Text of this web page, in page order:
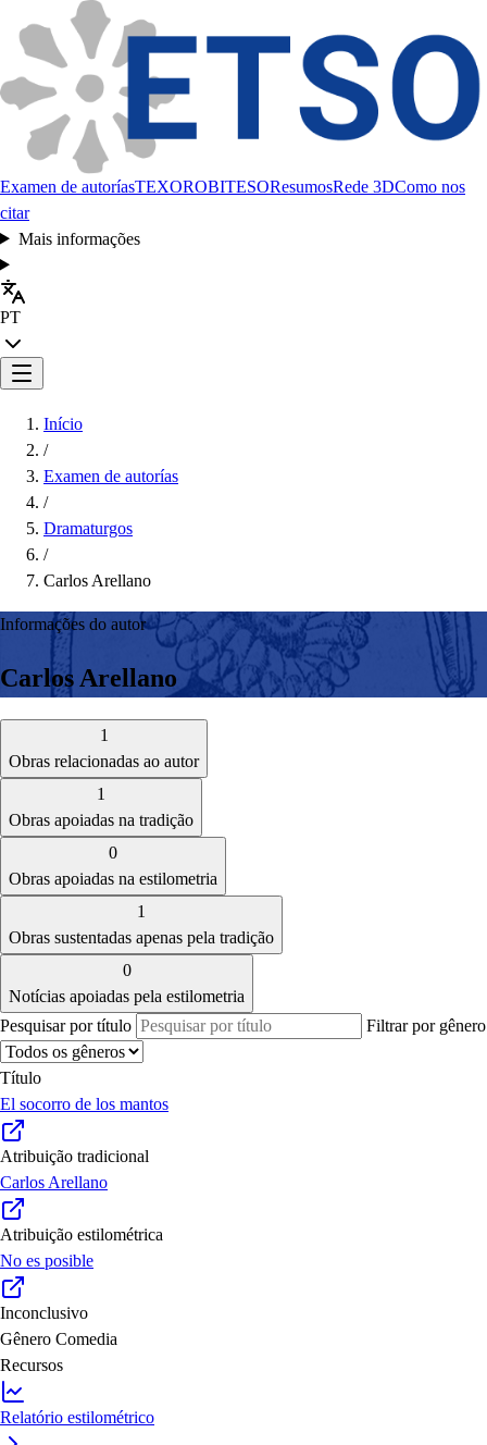
Examen de autoríasTEXOROBITESOResumosRede 3DComo nos
citar
Mais informações
PT
Início
/
Examen de autorías
/
Dramaturgos
/
Carlos Arellano
Informações do autor
Carlos Arellano
1
Obras relacionadas ao autor
1
Obras apoiadas na tradição
0
Obras apoiadas na estilometria
1
Obras sustentadas apenas pela tradição
0
Notícias apoiadas pela estilometria
Pesquisar por título
Filtrar por gênero
Título
El socorro de los mantos
Atribuição tradicional
Carlos Arellano
Atribuição estilométrica
No es posible
Inconclusivo
Gênero Comedia
Recursos
Relatório estilométrico